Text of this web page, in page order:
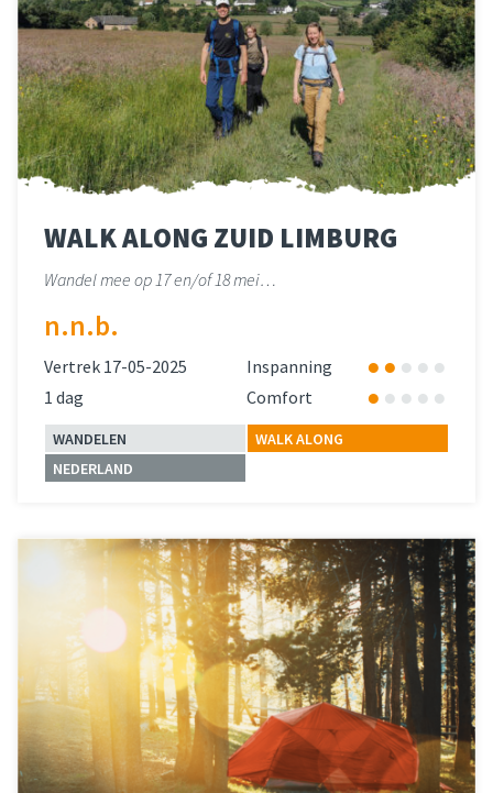
WALK ALONG ZUID LIMBURG
Wandel mee op 17 en/of 18 mei…
n.n.b.
Vertrek 17-05-2025
Inspanning
1 dag
Comfort
WANDELEN
WALK ALONG
NEDERLAND